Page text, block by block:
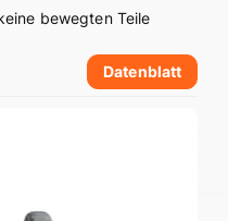
bewegten Teile
Datenblatt